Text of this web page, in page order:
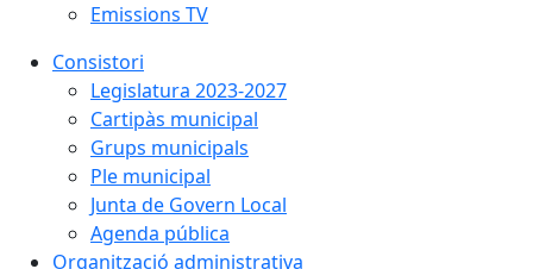
Emissions TV
Consistori
Legislatura 2023-2027
Cartipàs municipal
Grups municipals
Ple municipal
Junta de Govern Local
Agenda pública
Organització administrativa